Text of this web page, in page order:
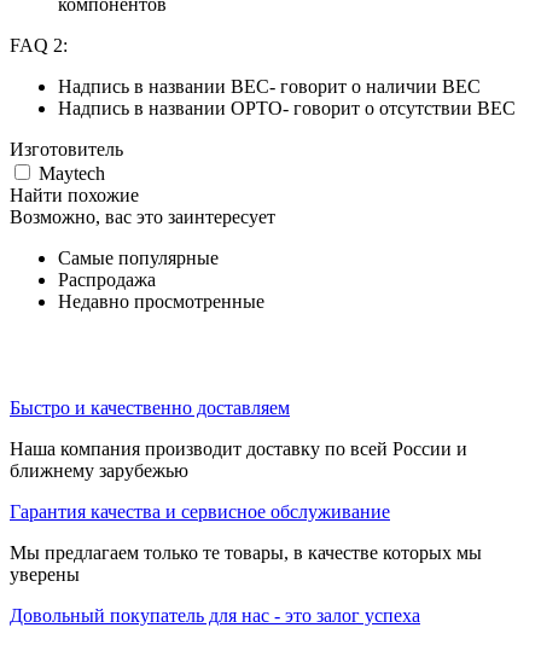
компонентов
FAQ 2:
Надпись в названии BEC- говорит о наличии BEC
Надпись в названии OPTO- говорит о отсутствии BEC
Изготовитель
Maytech
Найти похожие
Возможно, вас это заинтересует
Самые популярные
Распродажа
Недавно просмотренные
Быстро и качественно доставляем
Наша компания производит доставку по всей России и
ближнему зарубежью
Гарантия качества и сервисное обслуживание
Мы предлагаем только те товары, в качестве которых мы
уверены
Довольный покупатель для нас - это залог успеха